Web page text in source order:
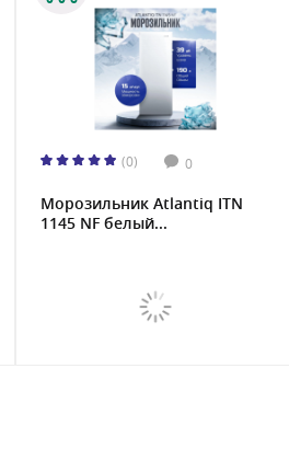
(0) 0
Морозильник Atlantiq ITN
1145 NF белый...